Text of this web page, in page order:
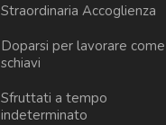
Straordinaria Accoglienza
Doparsi per lavorare come
schiavi
Sfruttati a tempo
indeterminato